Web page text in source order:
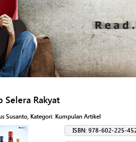
Selera Rakyat
Susanto, Kategori: Kumpulan Artikel
ISBN: 978-602-225-